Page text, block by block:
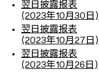
翌日披露报表
(2023年10月30日)
翌日披露报表
(2023年10月27日)
翌日披露报表
(2023年10月26日)